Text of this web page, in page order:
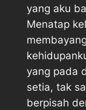
yang aku
Menatap
yang pada
setia, tak
berpisah